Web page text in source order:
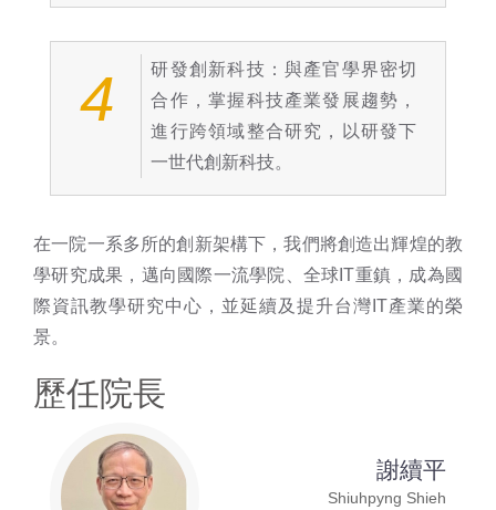
4
研發創新科技：與產官學界密切
合作，掌握科技產業發展趨勢，
進行跨領域整合研究，以研發下
一世代創新科技。
在一院一系多所的創新架構下，我們將創造出輝煌的教
學研究成果，邁向國際一流學院、全球IT重鎮，成為國
際資訊教學研究中心，並延續及提升台灣IT產業的榮
景。
歷任院長
謝續平
Shiuhpyng Shieh